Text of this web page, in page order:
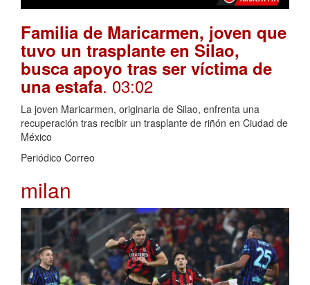
Familia de Maricarmen, joven que
tuvo un trasplante en Silao,
busca apoyo tras ser víctima de
una estafa. 03:02
La joven Maricarmen, originaria de Silao, enfrenta una
recuperación tras recibir un trasplante de riñón en Ciudad de
México
Periódico Correo
milan